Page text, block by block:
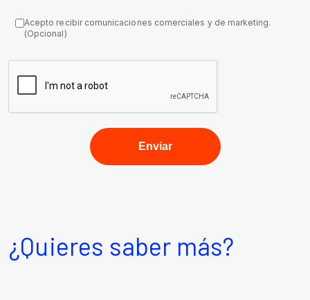
Acepto recibir comunicaciones comerciales y de marketing.
(Opcional)
¿Quieres saber más?